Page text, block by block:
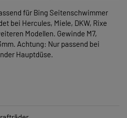
für Bing Seitenschwimmer
bei Hercules, Miele, DKW, Rixe
Modellen. Gewinde M7,
Achtung: Nur passend bei
Hauptdüse.